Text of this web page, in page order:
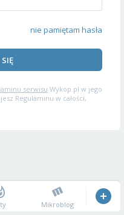
nie pamiętam hasła
serwisu Wykop.pl w jego
Regulaminu w całości,
Mikroblog